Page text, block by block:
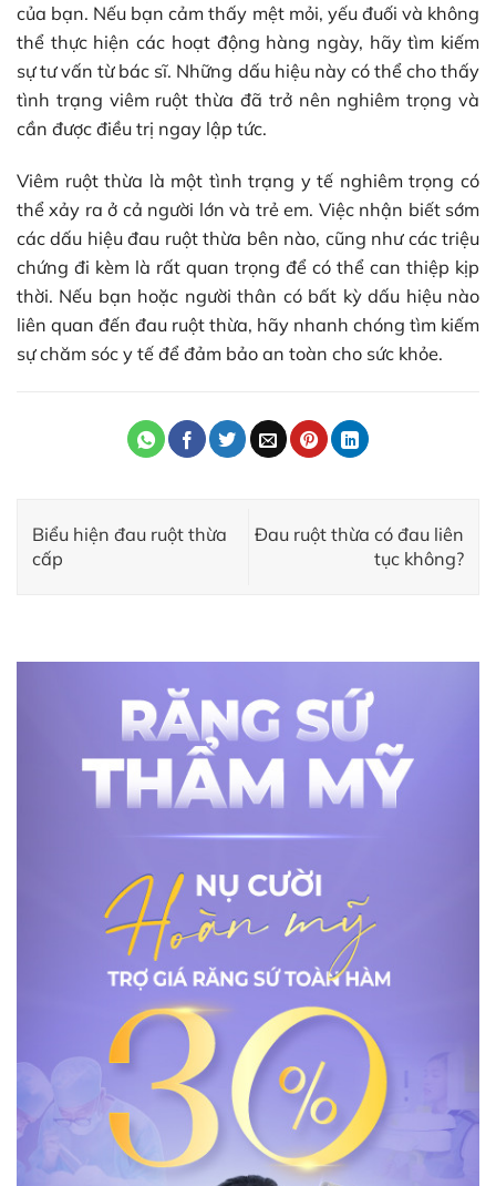
của bạn. Nếu bạn cảm thấy mệt mỏi, yếu đuối và không
thể thực hiện các hoạt động hàng ngày, hãy tìm kiếm
sự tư vấn từ bác sĩ. Những dấu hiệu này có thể cho thấy
tình trạng viêm ruột thừa đã trở nên nghiêm trọng và
cần được điều trị ngay lập tức.
Viêm ruột thừa là một tình trạng y tế nghiêm trọng có
thể xảy ra ở cả người lớn và trẻ em. Việc nhận biết sớm
các dấu hiệu đau ruột thừa bên nào, cũng như các triệu
chứng đi kèm là rất quan trọng để có thể can thiệp kịp
thời. Nếu bạn hoặc người thân có bất kỳ dấu hiệu nào
liên quan đến đau ruột thừa, hãy nhanh chóng tìm kiếm
sự chăm sóc y tế để đảm bảo an toàn cho sức khỏe.
Biểu hiện đau ruột thừa
cấp
Đau ruột thừa có đau liên
tục không?